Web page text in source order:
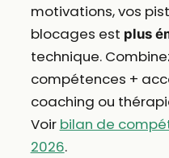
motivations, vos
blocages est plus
technique.
compétences +
coaching ou
Voir bilan de
2026.